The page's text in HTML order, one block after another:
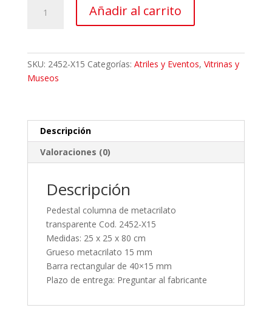
metacrilato
transparente
Añadir al carrito
SKU: 2452-X15 Categorías: Atriles y Eventos, Vitrinas y
Museos
Descripción
Valoraciones (0)
Descripción
Pedestal columna de metacrilato
transparente Cod. 2452-X15
Medidas: 25 x 25 x 80 cm
Grueso metacrilato 15 mm
Barra rectangular de 40×15 mm
Plazo de entrega: Preguntar al fabricante